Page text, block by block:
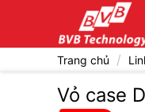
Trang chủ /
Vỏ case